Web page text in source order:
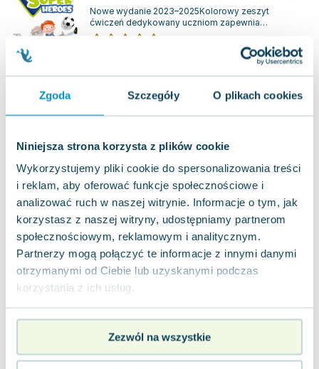
Zgoda Szczegóły O plikach cookies
Niniejsza strona korzysta z plików cookie
Wykorzystujemy pliki cookie do spersonalizowania treści
i reklam, aby oferować funkcje społecznościowe i
analizować ruch w naszej witrynie. Informacje o tym, jak
korzystasz z naszej witryny, udostępniamy partnerom
społecznościowym, reklamowym i analitycznym.
Partnerzy mogą połączyć te informacje z innymi danymi
otrzymanymi od Ciebie lub uzyskanymi podczas
korzystania z ich usług.
Zezwól na wszystkie
Nowe wydanie 2023–2025Kolorowy zeszyt
ćwiczeń dedykowany uczniom zapewnia
efektywną naukę poprzez regularne powtórki,
Nowa
40.94zł nowa Do koszyka
Be Happy! Podręcznik język angielski z
płytą CD. Klasa 1
Kurs "Be Happy" został zaprojektowany z myślą o
rozwijaniu wszystkich umiejętności językowych u
dzieci w wieku wczesnoszkolnym, uw...
0.0
Nowa